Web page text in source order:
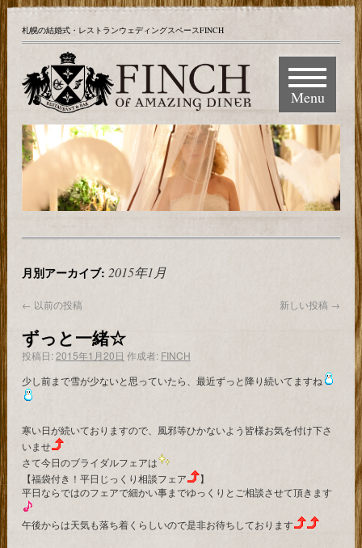
札幌の結婚式・レストランウェディングスペースFINCH
Menu
月別アーカイブ: 2015年1月
← 以前の投稿 新しい投稿 →
ずっと一緒☆
投稿日:2015年1月20日 作成者: FINCH
少し前まで雪が少ないと思っていたら、最近ずっと降り続いてますね
寒い日が続いておりますので、風邪等ひかないよう皆様お気を付け下さ
いませ
さて今日のブライダルフェアは
【福袋付き！平日じっくり相談フェア
】
平日ならではのフェアで細かい事までゆっくりとご相談させて頂きます
午後からは天気も落ち着くらしいので是非お待ちしております